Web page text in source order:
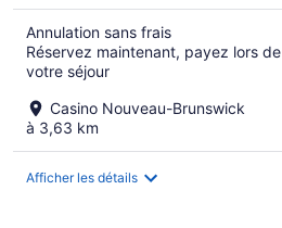
Annulation sans frais
Réservez maintenant, payez lors de
votre séjour
Casino Nouveau-Brunswick
à 3,63 km
Afficher les détails